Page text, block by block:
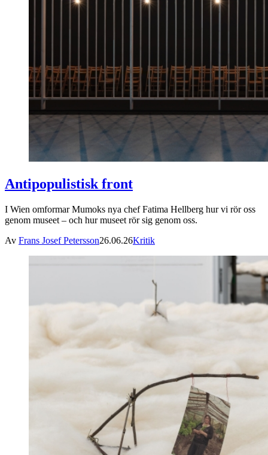
Antipopulistisk front
I Wien omformar Mumoks nya chef Fatima Hellberg hur vi rör oss
genom museet – och hur museet rör sig genom oss.
Av Frans Josef Petersson26.06.26Kritik